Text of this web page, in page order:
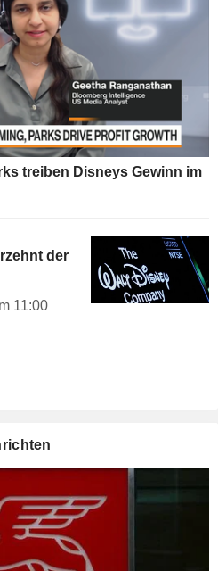
treiben Disneys Gewinn im
der
11:00